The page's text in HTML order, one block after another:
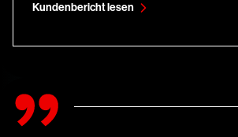
Kundenbericht lesen